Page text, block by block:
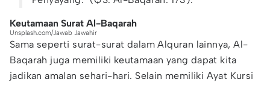
Keutamaan Surat Al-Baqarah
Unsplash.com/Jawab Jawahir
Sama seperti surat-surat dalam Alquran lainnya, Al-
Baqarah juga memiliki keutamaan yang dapat kita
jadikan amalan sehari-hari. Selain memiliki Ayat Kursi